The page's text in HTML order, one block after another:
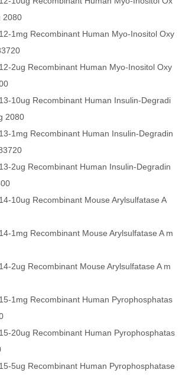
2080
1mg Recombinant Human Myo-Inositol Oxy
2ug Recombinant Human Myo-Inositol Oxy
10ug Recombinant Human Insulin-Degradi
2080
1mg Recombinant Human Insulin-Degradin
2ug Recombinant Human Insulin-Degradin
10ug Recombinant Mouse Arylsulfatase A
1mg Recombinant Mouse Arylsulfatase A m
2ug Recombinant Mouse Arylsulfatase A m
1mg Recombinant Human Pyrophosphatas
20ug Recombinant Human Pyrophosphatas
5ug Recombinant Human Pyrophosphatase